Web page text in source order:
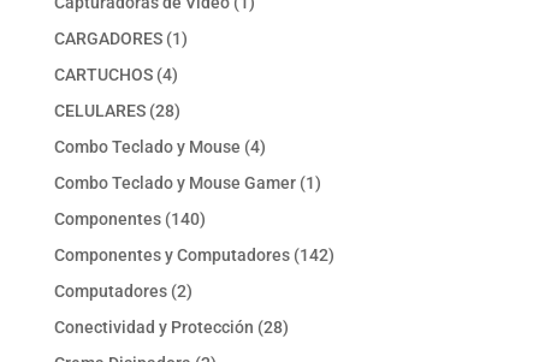
CARGADORES 11
CARTUCHOS 44
productos
CELULARES 2828
productos
Combo Teclado y Mouse 44
productos
Combo Teclado y Mouse Gamer 11
Componentes 140140
productos
Componentes y Computadores 142142
Computadores 22
productos
Conectividad y Protección 2828